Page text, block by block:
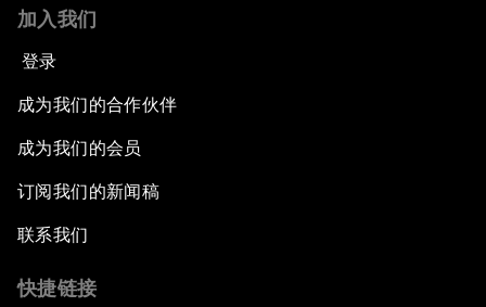
加入我们
登录
成为我们的合作伙伴
成为我们的会员
订阅我们的新闻稿
联系我们
快捷链接